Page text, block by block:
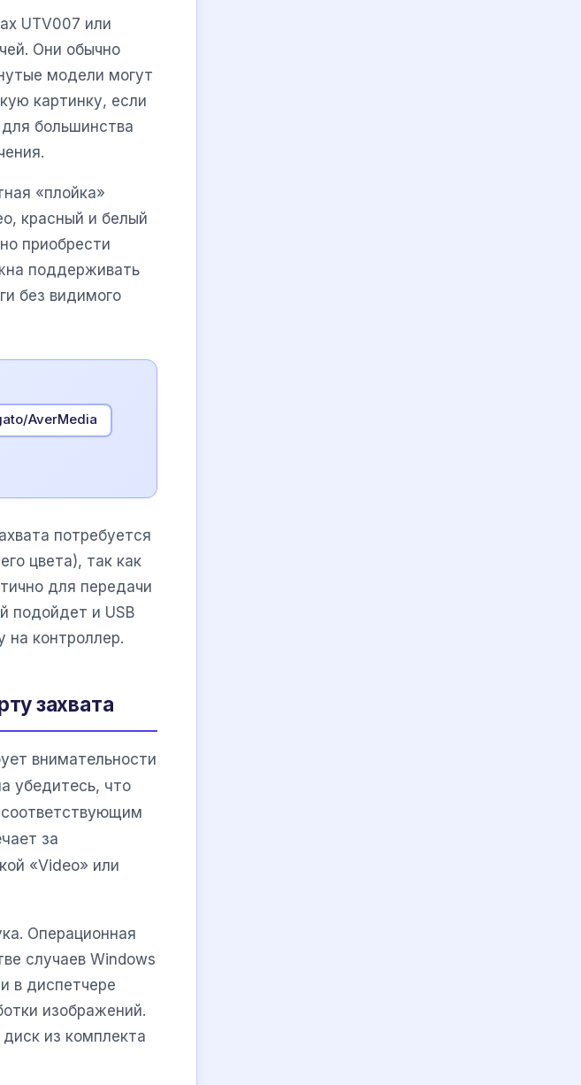
UTV007 или
Они обычно
модели могут
картинку, если
большинства
«плойка»
красный и белый
приобрести
поддерживать
без видимого
AverMedia
потребуется
цвета), так как
для передачи
подойдет и USB
на контроллер.
захвата
внимательности
убедитесь, что
за
«Video» или
Операционная
случаев Windows
в диспетчере
изображений.
из комплекта